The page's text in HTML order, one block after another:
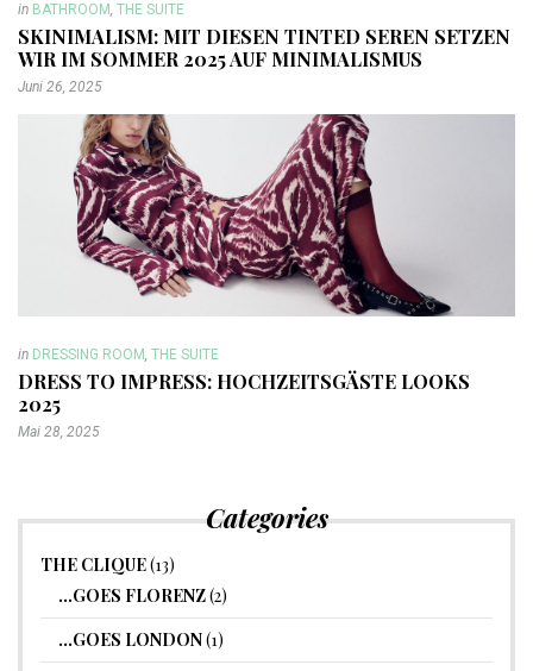
in BATHROOM, THE SUITE
SKINIMALISM: MIT DIESEN TINTED SEREN SETZEN
WIR IM SOMMER 2025 AUF MINIMALISMUS
Juni 26, 2025
in DRESSING ROOM, THE SUITE
DRESS TO IMPRESS: HOCHZEITSGÄSTE LOOKS
2025
Mai 28, 2025
Categories
THE CLIQUE(13)
…GOES FLORENZ(2)
…GOES LONDON(1)